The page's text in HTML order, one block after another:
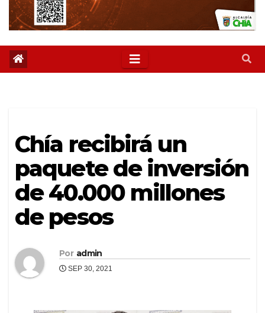
Chía recibirá un
paquete de inversión
de 40.000 millones
de pesos
Por admin
SEP 30, 2021